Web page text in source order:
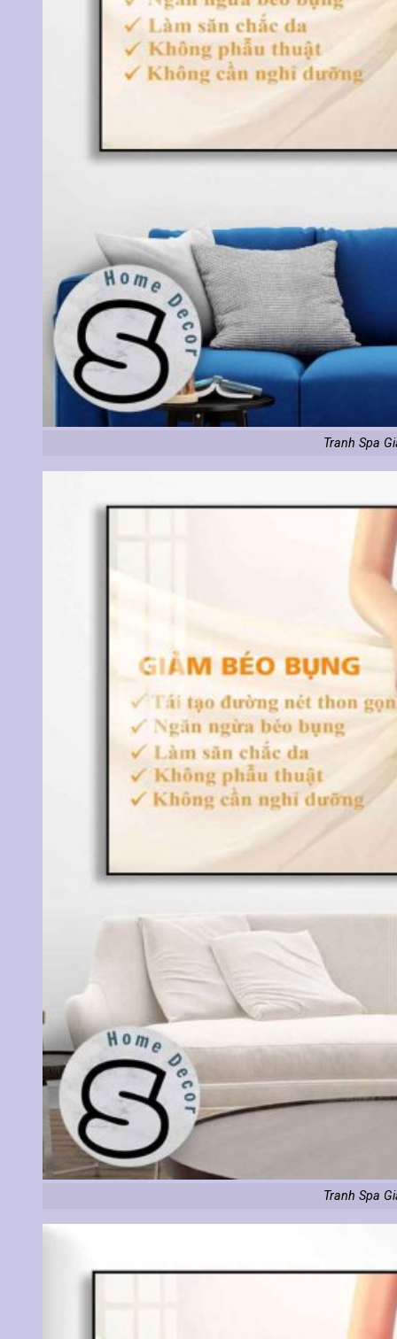
Tranh Spa
Tranh Spa